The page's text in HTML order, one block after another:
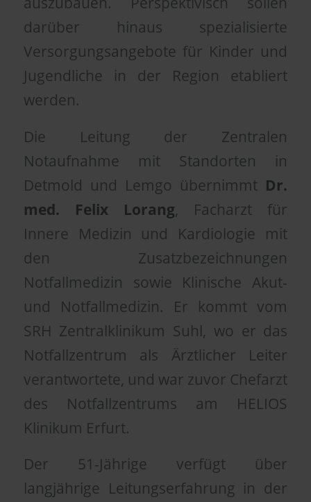
darüber hinaus spezialisierte
Versorgungsangebote für Kinder und
Jugendliche in der Region etabliert
werden.
Die Leitung der Zentralen
Notaufnahme mit Standorten in
Detmold und Lemgo übernimmt Dr.
med. Felix Lorang, Facharzt für
Innere Medizin und Kardiologie mit
den Zusatzbezeichnungen
Notfallmedizin sowie Klinische Akut-
und Notfallmedizin. Er kommt vom
SRH Zentralklinikum Suhl, wo er das
Notfallzentrum als Ärztlicher Leiter
verantwortete, und war zuvor Chefarzt
des Notfallzentrums am HELIOS
Klinikum Erfurt.
Der 51-Jährige verfügt über
langjährige Leitungserfahrung in der